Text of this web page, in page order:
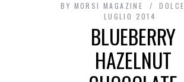
BY MORSI MAGAZINE DOLCE
LUGLIO 2014
BLUEBERRY
HAZELNUT